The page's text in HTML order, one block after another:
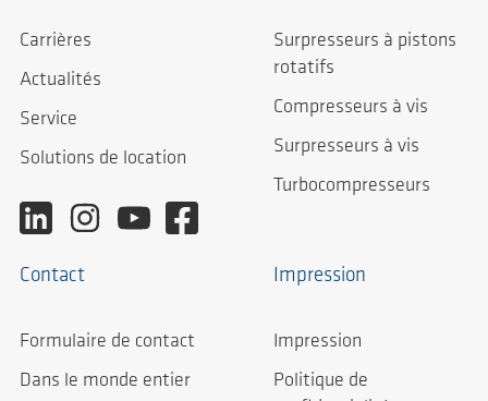
Carrières
Actualités
Service
Solutions de location
Surpresseurs à pistons
rotatifs
Compresseurs à vis
Surpresseurs à vis
Turbocompresseurs
Contact
Formulaire de contact
Dans le monde entier
Impression
Impression
Politique de